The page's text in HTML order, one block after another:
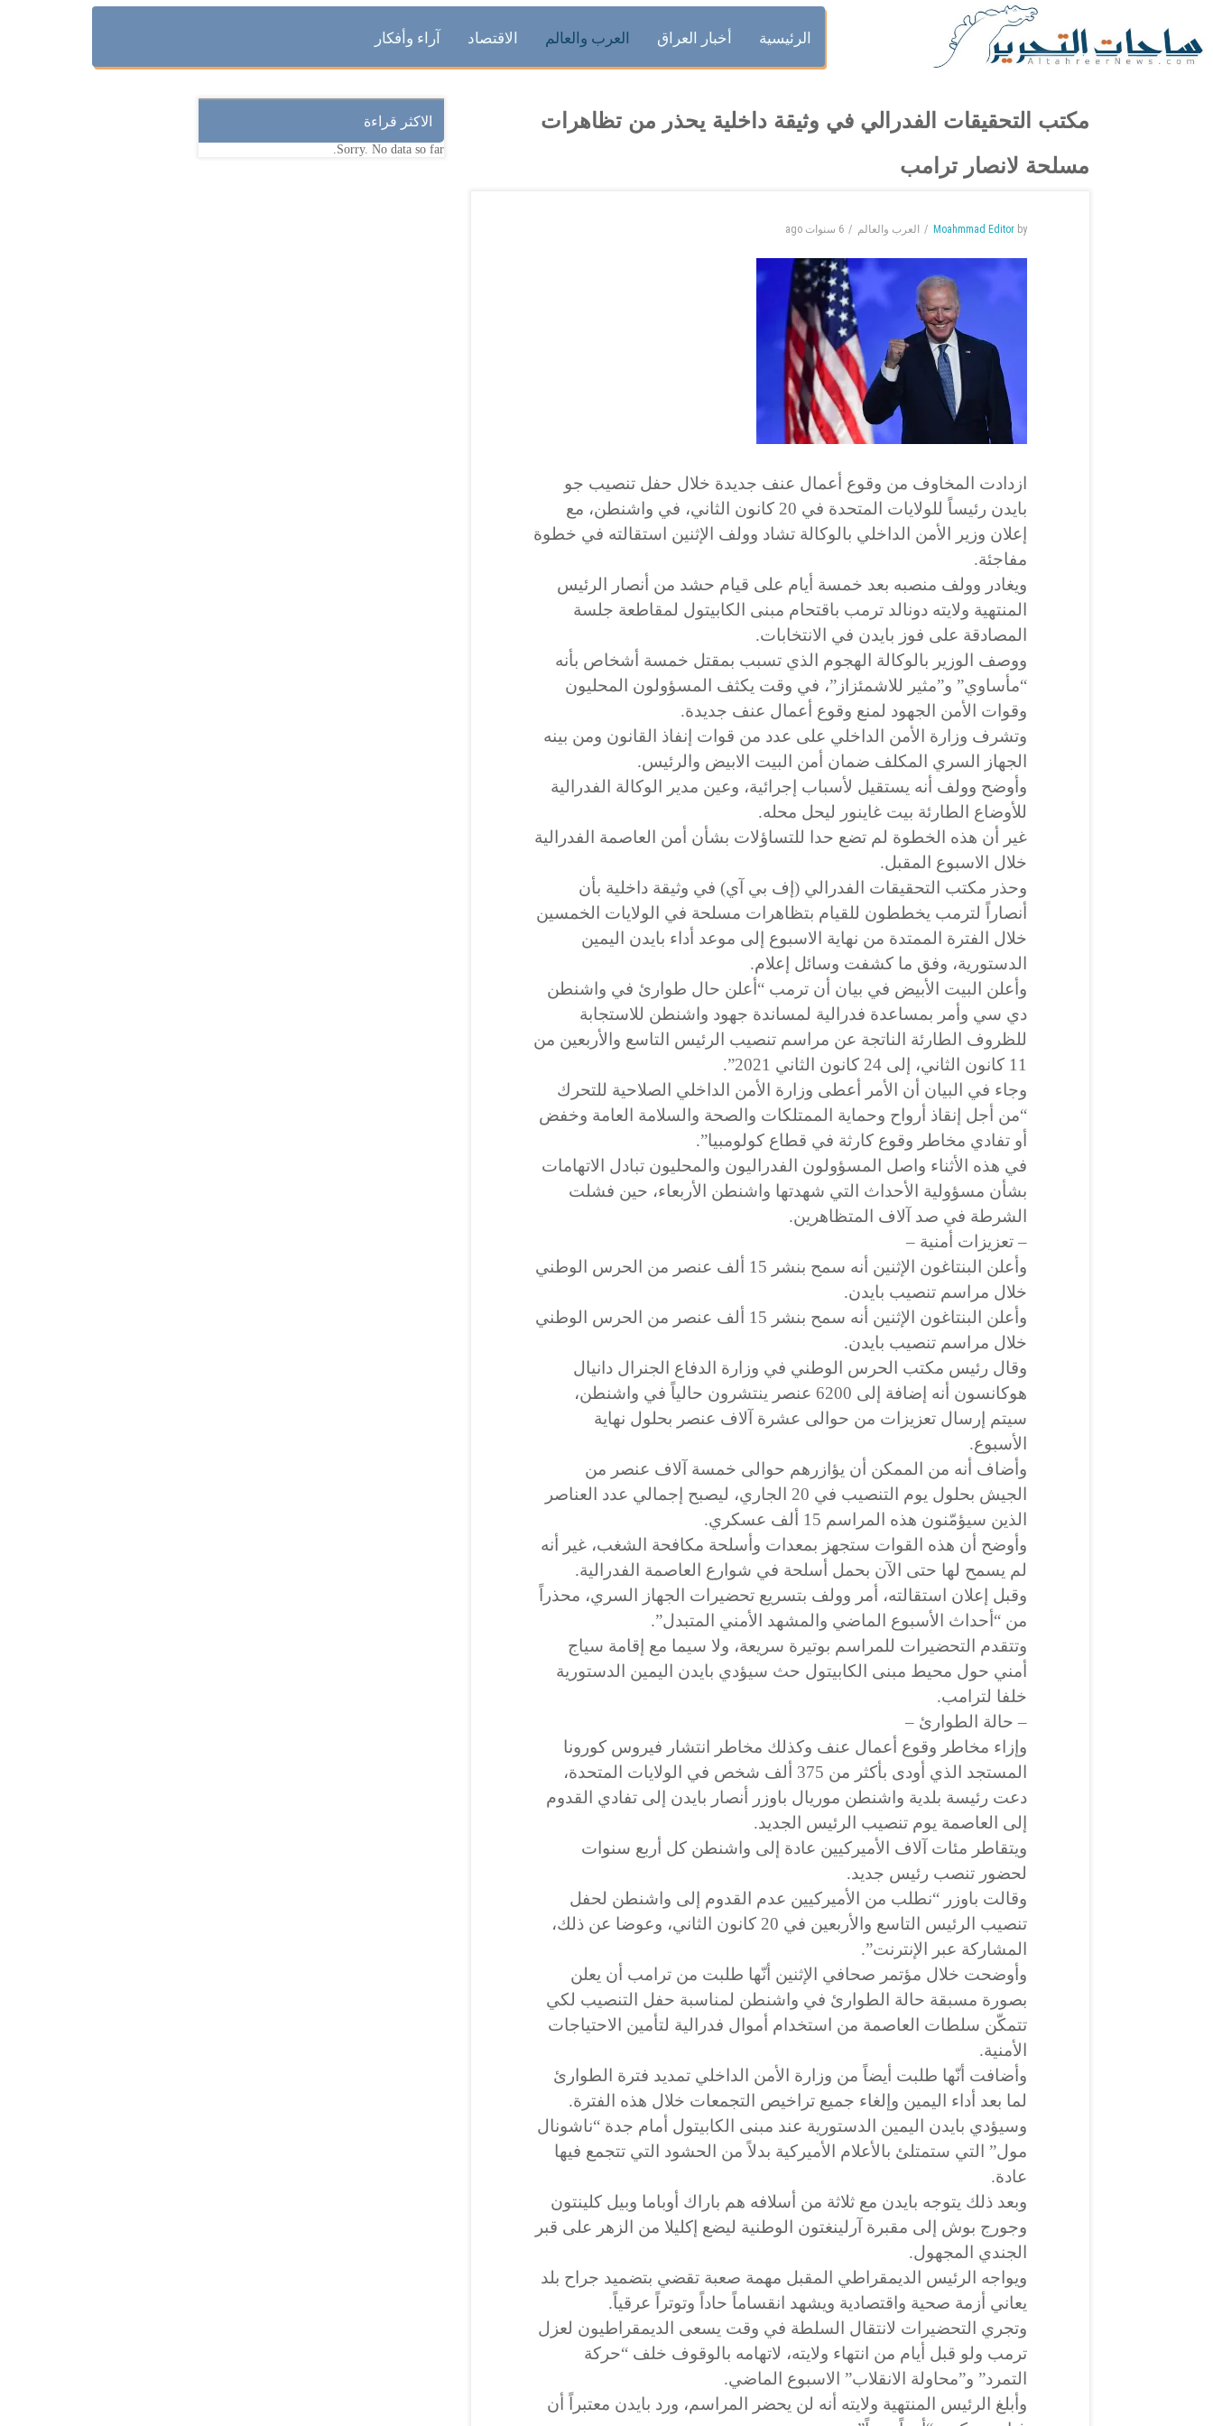
الرئيسية أخبار العراق العرب والعالم الاقتصاد آراء وأفكار
مكتب التحقيقات الفدرالي في وثيقة داخلية يحذر من تظاهرات
مسلحة لانصار ترامب
by
Moahmmad Editor العرب والعالم 6 سنوات ago
ازدادت المخاوف من وقوع أعمال عنف جديدة خلال حفل تنصيب جو
بايدن رئيساً للولايات المتحدة في 20 كانون الثاني، في واشنطن، مع
إعلان وزير الأمن الداخلي بالوكالة تشاد وولف الإثنين استقالته في خطوة
مفاجئة.
ويغادر وولف منصبه بعد خمسة أيام على قيام حشد من أنصار الرئيس
المنتهية ولايته دونالد ترمب باقتحام مبنى الكابيتول لمقاطعة جلسة
المصادقة على فوز بايدن في الانتخابات.
ووصف الوزير بالوكالة الهجوم الذي تسبب بمقتل خمسة أشخاص بأنه
“مأساوي” و”مثير للاشمئزاز”، في وقت يكثف المسؤولون المحليون
وقوات الأمن الجهود لمنع وقوع أعمال عنف جديدة.
وتشرف وزارة الأمن الداخلي على عدد من قوات إنفاذ القانون ومن بينه
الجهاز السري المكلف ضمان أمن البيت الابيض والرئيس.
وأوضح وولف أنه يستقيل لأسباب إجرائية، وعين مدير الوكالة الفدرالية
للأوضاع الطارئة بيت غاينور ليحل محله.
غير أن هذه الخطوة لم تضع حدا للتساؤلات بشأن أمن العاصمة الفدرالية
خلال الاسبوع المقبل.
وحذر مكتب التحقيقات الفدرالي (إف بي آي) في وثيقة داخلية بأن
أنصاراً لترمب يخططون للقيام بتظاهرات مسلحة في الولايات الخمسين
خلال الفترة الممتدة من نهاية الاسبوع إلى موعد أداء بايدن اليمين
الدستورية، وفق ما كشفت وسائل إعلام.
وأعلن البيت الأبيض في بيان أن ترمب “أعلن حال طوارئ في واشنطن
دي سي وأمر بمساعدة فدرالية لمساندة جهود واشنطن للاستجابة
للظروف الطارئة الناتجة عن مراسم تنصيب الرئيس التاسع والأربعين من
11 كانون الثاني، إلى 24 كانون الثاني 2021”.
وجاء في البيان أن الأمر أعطى وزارة الأمن الداخلي الصلاحية للتحرك
“من أجل إنقاذ أرواح وحماية الممتلكات والصحة والسلامة العامة وخفض
أو تفادي مخاطر وقوع كارثة في قطاع كولومبيا”.
في هذه الأثناء واصل المسؤولون الفدراليون والمحليون تبادل الاتهامات
بشأن مسؤولية الأحداث التي شهدتها واشنطن الأربعاء، حين فشلت
الشرطة في صد آلاف المتظاهرين.
– تعزيزات أمنية –
وأعلن البنتاغون الإثنين أنه سمح بنشر 15 ألف عنصر من الحرس الوطني
خلال مراسم تنصيب بايدن.
وأعلن البنتاغون الإثنين أنه سمح بنشر 15 ألف عنصر من الحرس الوطني
خلال مراسم تنصيب بايدن.
وقال رئيس مكتب الحرس الوطني في وزارة الدفاع الجنرال دانيال
هوكانسون أنه إضافة إلى 6200 عنصر ينتشرون حالياً في واشنطن،
سيتم إرسال تعزيزات من حوالى عشرة آلاف عنصر بحلول نهاية
الأسبوع.
وأضاف أنه من الممكن أن يؤازرهم حوالى خمسة آلاف عنصر من
الجيش بحلول يوم التنصيب في 20 الجاري، ليصبح إجمالي عدد العناصر
الذين سيؤمّنون هذه المراسم 15 ألف عسكري.
وأوضح أن هذه القوات ستجهز بمعدات وأسلحة مكافحة الشغب، غير أنه
لم يسمح لها حتى الآن بحمل أسلحة في شوارع العاصمة الفدرالية.
وقبل إعلان استقالته، أمر وولف بتسريع تحضيرات الجهاز السري، محذراً
من “أحداث الأسبوع الماضي والمشهد الأمني المتبدل”.
وتتقدم التحضيرات للمراسم بوتيرة سريعة، ولا سيما مع إقامة سياج
أمني حول محيط مبنى الكابيتول حث سيؤدي بايدن اليمين الدستورية
خلفا لترامب.
– حالة الطوارئ –
وإزاء مخاطر وقوع أعمال عنف وكذلك مخاطر انتشار فيروس كورونا
المستجد الذي أودى بأكثر من 375 ألف شخص في الولايات المتحدة،
دعت رئيسة بلدية واشنطن موريال باوزر أنصار بايدن إلى تفادي القدوم
إلى العاصمة يوم تنصيب الرئيس الجديد.
ويتقاطر مئات آلاف الأميركيين عادة إلى واشنطن كل أربع سنوات
لحضور تنصب رئيس جديد.
وقالت باوزر “نطلب من الأميركيين عدم القدوم إلى واشنطن لحفل
تنصيب الرئيس التاسع والأربعين في 20 كانون الثاني، وعوضا عن ذلك،
المشاركة عبر الإنترنت”.
وأوضحت خلال مؤتمر صحافي الإثنين أنّها طلبت من ترامب أن يعلن
بصورة مسبقة حالة الطوارئ في واشنطن لمناسبة حفل التنصيب لكي
تتمكّن سلطات العاصمة من استخدام أموال فدرالية لتأمين الاحتياجات
الأمنية.
وأضافت أنّها طلبت أيضاً من وزارة الأمن الداخلي تمديد فترة الطوارئ
لما بعد أداء اليمين وإلغاء جميع تراخيص التجمعات خلال هذه الفترة.
وسيؤدي بايدن اليمين الدستورية عند مبنى الكابيتول أمام جدة “ناشونال
مول” التي ستمتلئ بالأعلام الأميركية بدلاً من الحشود التي تتجمع فيها
عادة.
وبعد ذلك يتوجه بايدن مع ثلاثة من أسلافه هم باراك أوباما وبيل كلينتون
وجورج بوش إلى مقبرة آرلينغتون الوطنية ليضع إكليلا من الزهر على قبر
الجندي المجهول.
ويواجه الرئيس الديمقراطي المقبل مهمة صعبة تقضي بتضميد جراح بلد
يعاني أزمة صحية واقتصادية ويشهد انقساماً حاداً وتوتراً عرقياً.
وتجري التحضيرات لانتقال السلطة في وقت يسعى الديمقراطيون لعزل
ترمب ولو قبل أيام من انتهاء ولايته، لاتهامه بالوقوف خلف “حركة
التمرد” و”محاولة الانقلاب” الاسبوع الماضي.
وأبلغ الرئيس المنتهية ولايته أنه لن يحضر المراسم، ورد بايدن معتبراً أن
الاكثر قراءة
Sorry. No data so far.